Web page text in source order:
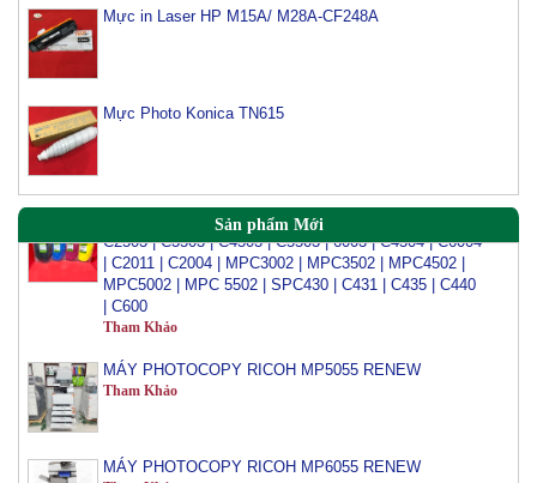
Mực in Laser HP M15A/ M28A-CF248A
Mực Photo Konica TN615
Sản phẩm Mới
Tham Khảo
Tham Khảo
C2503 | C3503 | C4503 | C5503 | 6003 | C4504 | C6004
| C2011 | C2004 | MPC3002 | MPC3502 | MPC4502 |
MPC5002 | MPC 5502 | SPC430 | C431 | C435 | C440
| C600
Tham Khảo
Tham Khảo
Tham Khảo